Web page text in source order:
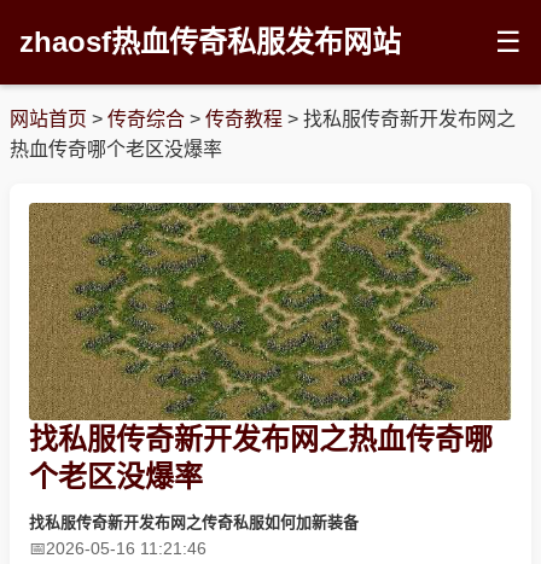
zhaosf热血传奇私服发布网站 ☰
网站首页 > 传奇综合 > 传奇教程 > 找私服传奇新开发布网之
热血传奇哪个老区没爆率
找私服传奇新开发布网之热血传奇哪
个老区没爆率
找私服传奇新开发布网之传奇私服如何加新装备
2026-05-16 11:21:46